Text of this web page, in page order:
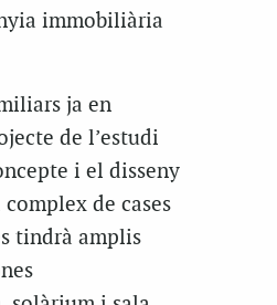
immobiliària
ja en
de l’estudi
i el disseny
de cases
tindrà amplis